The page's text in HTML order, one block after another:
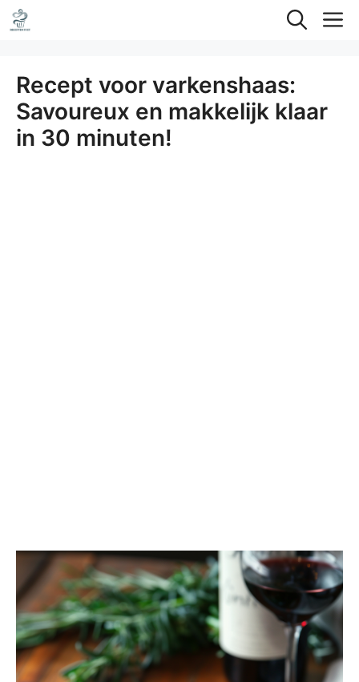
Ga
naar
inhoud
Recept voor varkenshaas:
Savoureux en makkelijk klaar
in 30 minuten!